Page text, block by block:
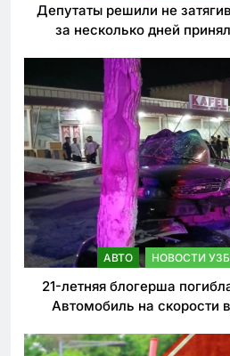
Депутаты решили не
за несколько дней
АВТО НОВОСТИ
21-летняя блогерша
Автомобиль на скорости